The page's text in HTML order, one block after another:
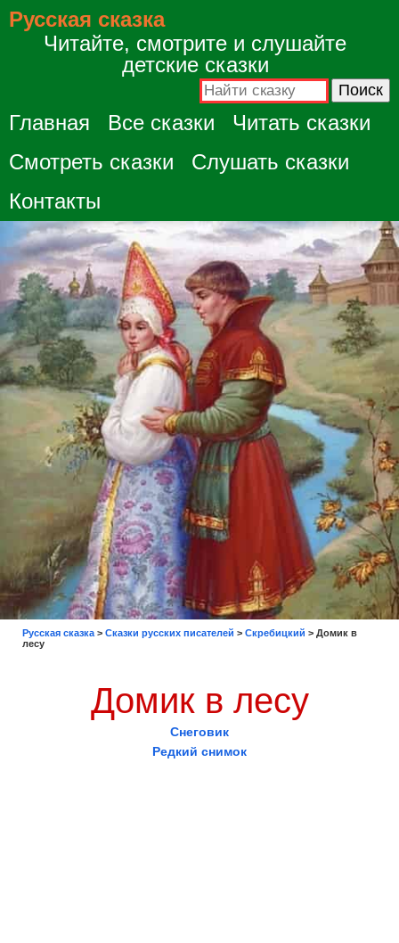
Русская сказка
Читайте, смотрите и слушайте
детские сказки
Главная Все сказки
Читать сказки
Смотреть сказки
Слушать сказки
Контакты
Русская сказка > Сказки русских писателей > Скребицкий > Домик в
лесу
Домик в лесу
Снеговик
Редкий снимок